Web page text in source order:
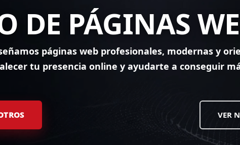
DE PÁGINAS
páginas web profesionales, modernas y
tu presencia online y ayudarte a conseguir
VER